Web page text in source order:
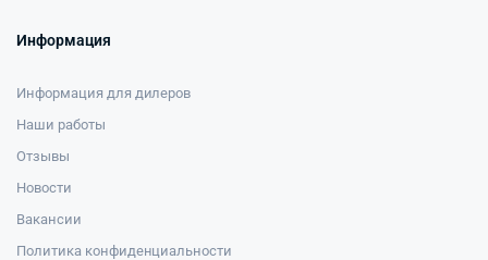
Информация
Информация для дилеров
Наши работы
Отзывы
Новости
Вакансии
Политика конфиденциальности